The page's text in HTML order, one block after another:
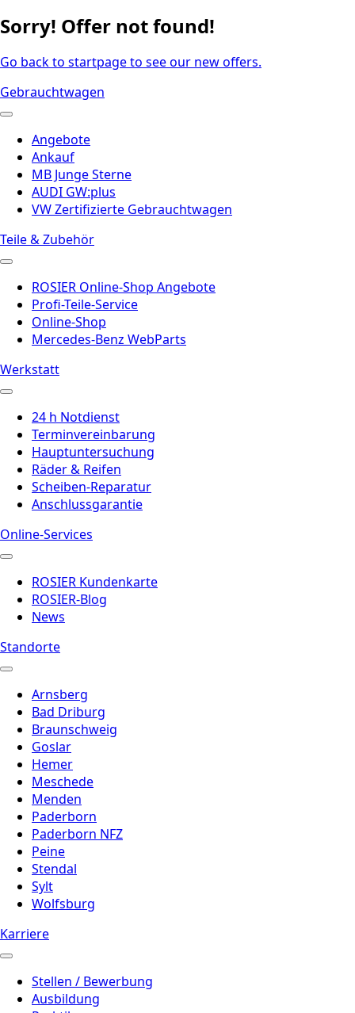
Sorry! Offer not found!
Go back to startpage to see our new offers.
Gebrauchtwagen
Angebote
Ankauf
MB Junge Sterne
AUDI GW:plus
VW Zertifizierte Gebrauchtwagen
Teile & Zubehör
ROSIER Online-Shop Angebote
Profi-Teile-Service
Online-Shop
Mercedes-Benz WebParts
Werkstatt
24 h Notdienst
Terminvereinbarung
Hauptuntersuchung
Räder & Reifen
Scheiben-Reparatur
Anschlussgarantie
Online-Services
ROSIER Kundenkarte
ROSIER-Blog
News
Standorte
Arnsberg
Bad Driburg
Braunschweig
Goslar
Hemer
Meschede
Menden
Paderborn
Paderborn NFZ
Peine
Stendal
Sylt
Wolfsburg
Karriere
Stellen / Bewerbung
Ausbildung